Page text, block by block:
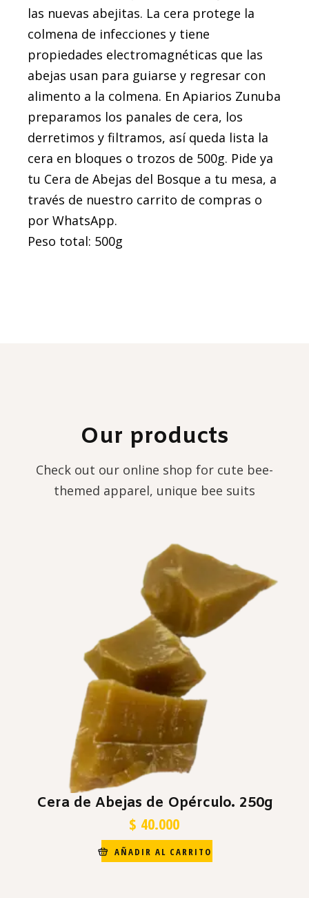
las nuevas abejitas. La cera protege la
colmena de infecciones y tiene
propiedades electromagnéticas que las
abejas usan para guiarse y regresar con
alimento a la colmena. En Apiarios Zunuba
preparamos los panales de cera, los
derretimos y filtramos, así queda lista la
cera en bloques o trozos de 500g. Pide ya
tu Cera de Abejas del Bosque a tu mesa, a
través de nuestro carrito de compras o
por WhatsApp.
Peso total: 500g
Our products
Check out our online shop for cute bee-
themed apparel, unique bee suits
Cera de Abejas de Opérculo. 250g
$ 40.000
AÑADIR AL CARRITO